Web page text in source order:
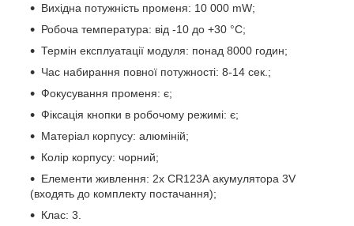
Вихідна потужність променя: 10 000 mW;
Робоча температура: від -10 до +30 °C;
Термін експлуатації модуля: понад 8000 годин;
Час набирання повної потужності: 8-14 сек.;
Фокусування променя: є;
Фіксація кнопки в робочому режимі: є;
Матеріал корпусу: алюміній;
Колір корпусу: чорний;
Елементи живлення: 2х CR123А акумулятора 3V
(входять до комплекту постачання);
Клас: 3.